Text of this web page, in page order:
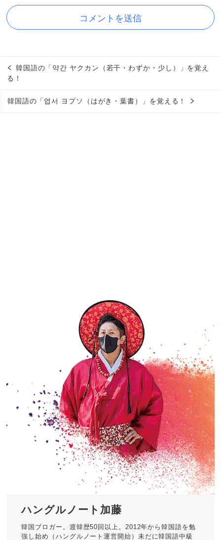
韓国語の「약간 ヤクカン（若干・わずか・少し）」を覚え
る！
韓国語の「엽서 ヨプソ（はがき・葉書）」を覚える！
ハングルノート加藤
韓国ブロガー。渡韓歴50回以上。2012年から韓国語を勉
強し始め（ハングルノート運営開始）未だに韓国語中級